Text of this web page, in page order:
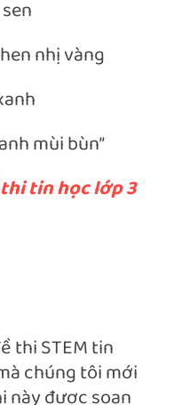
nhị vàng
mùi bùn”
tin học lớp 3
thi STEM tin
chúng tôi mới
này được soạn